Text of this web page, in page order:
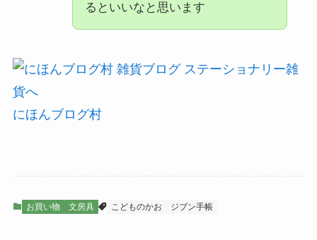
るといいなと思います
にほんブログ村
お買い物 文房具 こどものかお ジブン手帳